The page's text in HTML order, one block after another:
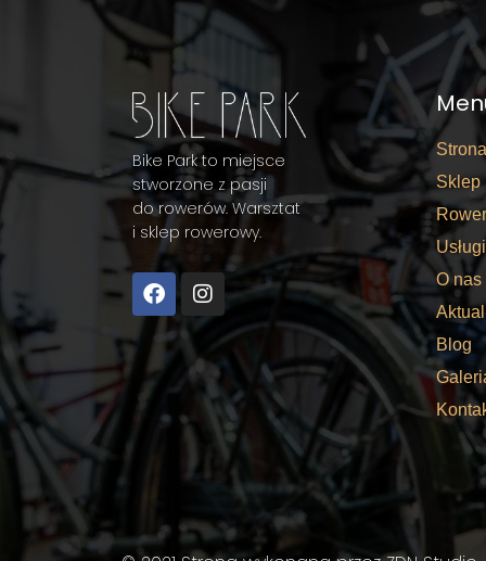
Bike Park to miejsce
stworzone z pasji
do rowerów. Warsztat
i sklep rowerowy.
Sklep
Usługi
O nas
Blog